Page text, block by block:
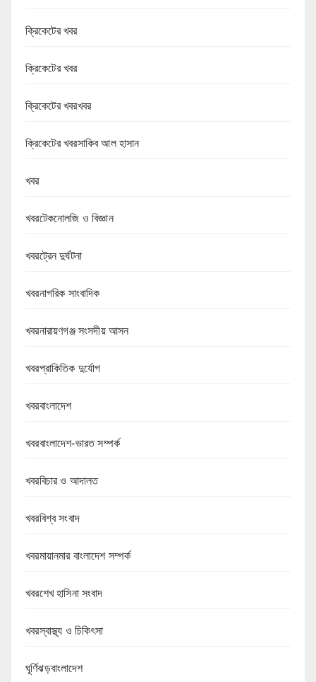
ক্রিকেটের খবর
ক্রিকেটের খবর
ক্রিকেটের খবরখবর
ক্রিকেটের খবরসাকিব আল হাসান
খবর
খবরটেকনোলজি ও বিজ্ঞান
খবরট্রেন দুর্ঘটনা
খবরনাগরিক সাংবাদিক
খবরনারায়ণগঞ্জ সংসদীয় আসন
খবরপ্রাকিতিক দুর্যোগ
খবরবাংলাদেশ
খবরবাংলাদেশ-ভারত সম্পর্ক
খবরবিচার ও আদালত
খবরবিশ্ব সংবাদ
খবরমায়ানমার বাংলাদেশ সম্পর্ক
খবরশেখ হাসিনা সংবাদ
খবরস্বাস্থ্য ও চিকিৎসা
ঘূর্ণিঝড়বাংলাদেশ